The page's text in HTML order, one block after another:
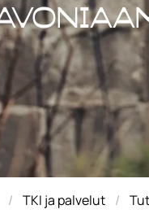
TKI ja palvelut